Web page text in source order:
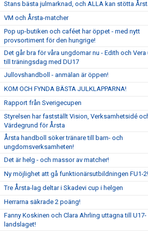
Stans bästa julmarknad, och ALLA kan stötta
VM och Årsta-matcher
Pop up-butiken och caféet har öppet - med nytt
provsortiment för den hungrige!
Det går bra för våra ungdomar nu - Edith och Vera
till träningsdag med DU17
Jullovshandboll - anmälan är öppen!
KOM OCH FYNDA BÄSTA JULKLAPPARNA!
Rapport från Sverigecupen
Styrelsen har fastställt Vision, Verksamhetsidé
Värdegrund för Årsta
Årsta handboll söker tränare till barn- och
ungdomsverksamheten!
Det är helg - och massor av matcher!
Ny möjlighet att gå funktionärsutbildningen FU1-2!
Tre Årsta-lag deltar i Skadevi cup i helgen
Herrarna säkrade 2 poäng!
Fanny Koskinen och Clara Ahrling uttagna till U17-
landslaget!